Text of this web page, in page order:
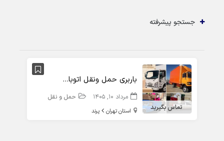
جستجو پیشرفته
تماس بگیرید
باربری حمل ونقل اتوبار ولیعصر
مرداد 10, 1405 حمل و نقل
استان تهران پرند